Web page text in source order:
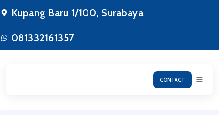
konten
Kupang Baru 1/100, Surabaya
081332161357
CONTACT